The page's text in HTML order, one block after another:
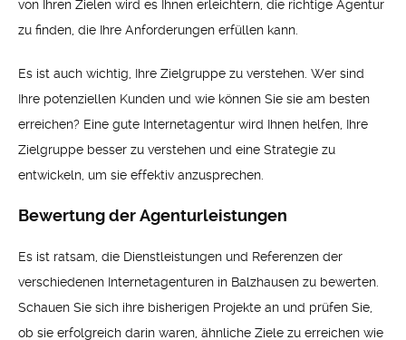
von Ihren Zielen wird es Ihnen erleichtern, die richtige Agentur
zu finden, die Ihre Anforderungen erfüllen kann.
Es ist auch wichtig, Ihre Zielgruppe zu verstehen. Wer sind
Ihre potenziellen Kunden und wie können Sie sie am besten
erreichen? Eine gute Internetagentur wird Ihnen helfen, Ihre
Zielgruppe besser zu verstehen und eine Strategie zu
entwickeln, um sie effektiv anzusprechen.
Bewertung der Agenturleistungen
Es ist ratsam, die Dienstleistungen und Referenzen der
verschiedenen Internetagenturen in Balzhausen zu bewerten.
Schauen Sie sich ihre bisherigen Projekte an und prüfen Sie,
ob sie erfolgreich darin waren, ähnliche Ziele zu erreichen wie